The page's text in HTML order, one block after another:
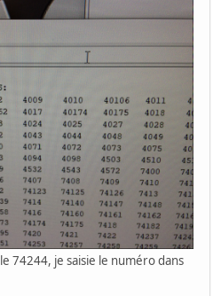
74244, je saisie le numéro dans